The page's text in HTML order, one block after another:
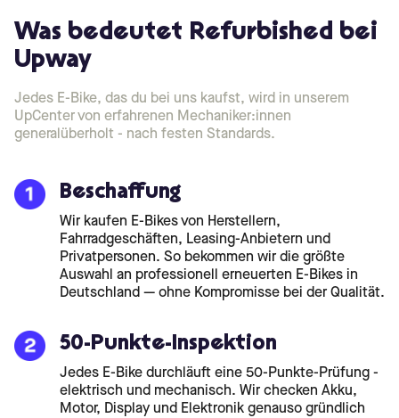
Was bedeutet Refurbished bei
Upway
Jedes E-Bike, das du bei uns kaufst, wird in unserem
UpCenter von erfahrenen Mechaniker:innen
generalüberholt - nach festen Standards.
Beschaffung
Wir kaufen E-Bikes von Herstellern,
Fahrradgeschäften, Leasing-Anbietern und
Privatpersonen. So bekommen wir die größte
Auswahl an professionell erneuerten E-Bikes in
Deutschland — ohne Kompromisse bei der Qualität.
50-Punkte-Inspektion
Jedes E-Bike durchläuft eine 50-Punkte-Prüfung -
elektrisch und mechanisch. Wir checken Akku,
Motor, Display und Elektronik genauso gründlich